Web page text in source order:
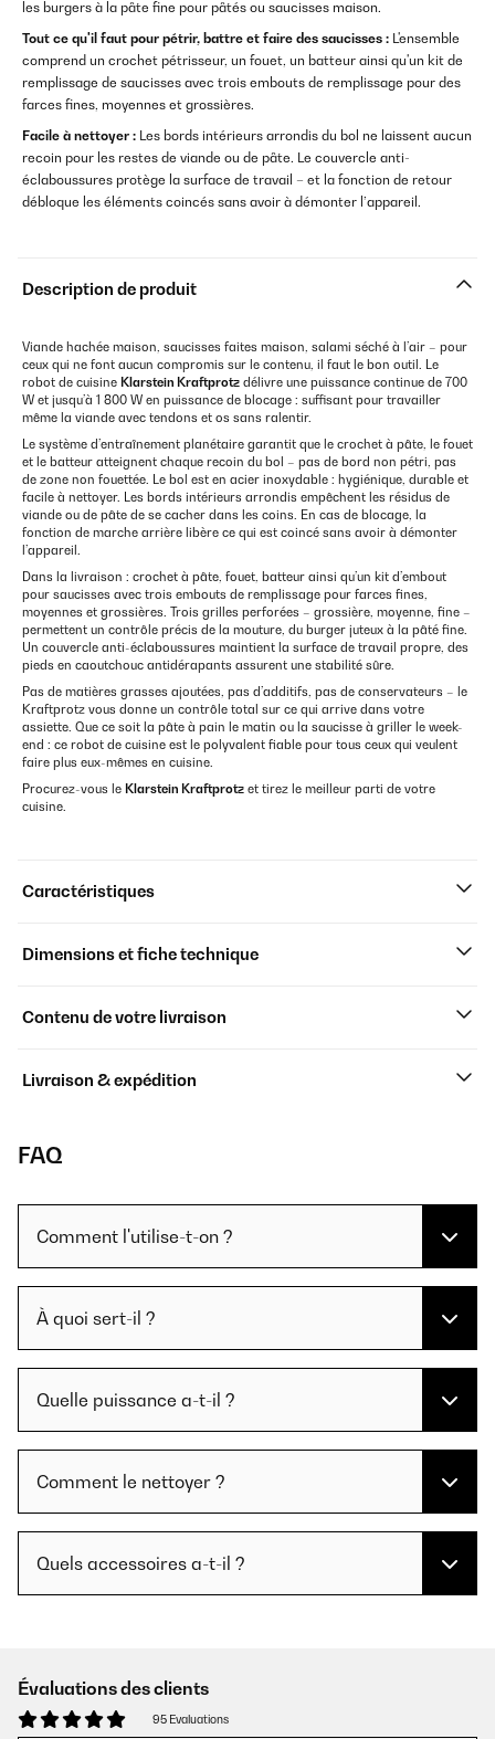
les burgers à la pâte fine pour pâtés ou saucisses maison.
Tout ce qu'il faut pour pétrir, battre et faire des saucisses : L'ensemble
comprend un crochet pétrisseur, un fouet, un batteur ainsi qu'un kit de
remplissage de saucisses avec trois embouts de remplissage pour des
farces fines, moyennes et grossières.
Facile à nettoyer : Les bords intérieurs arrondis du bol ne laissent aucun
recoin pour les restes de viande ou de pâte. Le couvercle anti-
éclaboussures protège la surface de travail – et la fonction de retour
débloque les éléments coincés sans avoir à démonter l’appareil.
Description de produit
Viande hachée maison, saucisses faites maison, salami séché à l’air – pour
ceux qui ne font aucun compromis sur le contenu, il faut le bon outil. Le
robot de cuisine Klarstein Kraftprotz délivre une puissance continue de 700
W et jusqu’à 1 800 W en puissance de blocage : suffisant pour travailler
même la viande avec tendons et os sans ralentir.
Le système d’entraînement planétaire garantit que le crochet à pâte, le fouet
et le batteur atteignent chaque recoin du bol – pas de bord non pétri, pas
de zone non fouettée. Le bol est en acier inoxydable : hygiénique, durable et
facile à nettoyer. Les bords intérieurs arrondis empêchent les résidus de
viande ou de pâte de se cacher dans les coins. En cas de blocage, la
fonction de marche arrière libère ce qui est coincé sans avoir à démonter
l’appareil.
Dans la livraison : crochet à pâte, fouet, batteur ainsi qu’un kit d’embout
pour saucisses avec trois embouts de remplissage pour farces fines,
moyennes et grossières. Trois grilles perforées – grossière, moyenne, fine –
permettent un contrôle précis de la mouture, du burger juteux à la pâté fine.
Un couvercle anti-éclaboussures maintient la surface de travail propre, des
pieds en caoutchouc antidérapants assurent une stabilité sûre.
Pas de matières grasses ajoutées, pas d’additifs, pas de conservateurs – le
Kraftprotz vous donne un contrôle total sur ce qui arrive dans votre
assiette. Que ce soit la pâte à pain le matin ou la saucisse à griller le week-
end : ce robot de cuisine est le polyvalent fiable pour tous ceux qui veulent
faire plus eux-mêmes en cuisine.
Procurez-vous le Klarstein Kraftprotz et tirez le meilleur parti de votre
cuisine.
Caractéristiques
Dimensions et fiche technique
Contenu de votre livraison
Livraison & expédition
FAQ
Comment l'utilise-t-on ?
À quoi sert-il ?
Quelle puissance a-t-il ?
Comment le nettoyer ?
Quels accessoires a-t-il ?
Évaluations des clients
95 Evaluations